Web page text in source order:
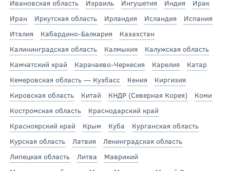
Ивановская область
Израиль Ингушетия Индия
Ирак
Иран
Иркутская область Ирландия Исландия
Испания
Италия
Кабардино-Балкария
Казахстан
Калининградская область
Калмыкия
Калужская область
Камчатский край
Карачаево-Черкесия Карелия
Катар
Кемеровская область — Кузбасс
Кения
Киргизия
Кировская область
Китай КНДР (Северная Корея)
Коми
Костромская область
Краснодарский край
Красноярский край
Крым Куба
Курганская область
Курская область
Латвия
Ленинградская область
Липецкая область
Литва
Маврикий